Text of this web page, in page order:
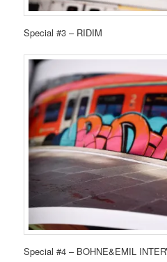
Special #3 – RIDIM
Special #4 – BOHNE&EMIL